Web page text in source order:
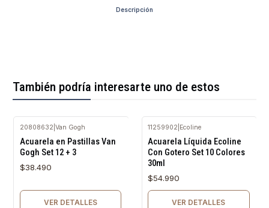
Descripción
También podría interesarte uno de estos
20808632 Van Gogh
Acuarela en Pastillas Van
Gogh Set 12 + 3
$38.490
VER DETALLES
11259902 Ecoline
Acuarela Líquida Ecoline
Con Gotero Set 10 Colores
30ml
$54.990
VER DETALLES